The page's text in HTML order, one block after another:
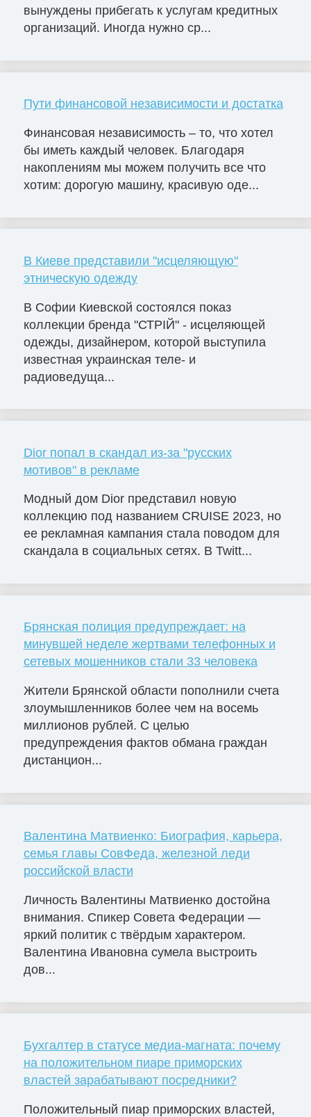
вынуждены прибегать к услугам кредитных
организаций. Иногда нужно ср...
Пути финансовой независимости и достатка
Финансовая независимость – то, что хотел
бы иметь каждый человек. Благодаря
накоплениям мы можем получить все что
хотим: дорогую машину, красивую оде...
В Киеве представили "исцеляющую"
этническую одежду
В Софии Киевской состоялся показ
коллекции бренда "СТРІЙ" - исцеляющей
одежды, дизайнером, которой выступила
известная украинская теле- и
радиоведуща...
Dior попал в скандал из-за "русских
мотивов" в рекламе
Модный дом Dior представил новую
коллекцию под названием CRUISE 2023, но
ее рекламная кампания стала поводом для
скандала в социальных сетях. В Twitt...
Брянская полиция предупреждает: на
минувшей неделе жертвами телефонных и
сетевых мошенников стали 33 человека
Жители Брянской области пополнили счета
злоумышленников более чем на восемь
миллионов рублей. С целью
предупреждения фактов обмана граждан
дистанцион...
Валентина Матвиенко: Биография, карьера,
семья главы СовФеда, железной леди
российской власти
Личность Валентины Матвиенко достойна
внимания. Спикер Совета Федерации —
яркий политик с твёрдым характером.
Валентина Ивановна сумела выстроить
дов...
Бухгалтер в статусе медиа-магната: почему
на положительном пиаре приморских
властей зарабатывают посредники?
Положительный пиар приморских властей,